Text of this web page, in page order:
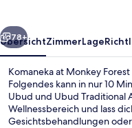
Weiter
78+
ÜbersichtZimmerLage
Komaneka at Monkey
Folgendes kann in nur 10
Ubud und Ubud Traditional
Wellnessbereich und lass
Gesichtsbehandlungen